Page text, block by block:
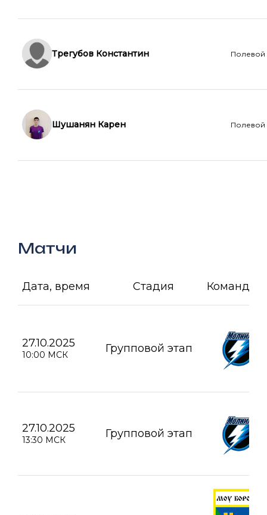
Трегубов Константин Полевой
Шушанян Карен Полевой
Матчи
Дата, время Стадия Команда А
27.10.2025
10:00 МСК Групповой этап
27.10.2025
13:30 МСК Групповой этап